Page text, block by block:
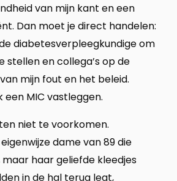
van mijn kant en een
Dan moet je direct handelen:
diabetesverpleegkundige om
stellen en collega’s op de
mijn fout en het beleid.
een MIC vastleggen.
niet te voorkomen.
dame van 89 die
haar geliefde kleedjes
in de hal terug legt,